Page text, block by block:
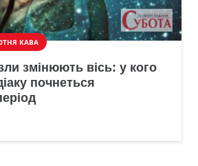
КАВА
змінюють вісь: у кого
почнеться